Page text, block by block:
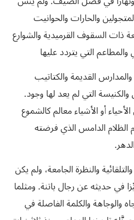
والحارات والحوانيت
ذات السقوف القرميدية والشوارع
التي يتردد عليها
والمدارس القديمة والكتاتيب
والكنيسة التي لم يعد لها وجود.
أو الأشياء معالم كالشموع
الظلام الدامس الذي فرضته
والنظرة الجامعة، ولم يكن
في حديثه عن رجال باتنة. ومثلما
والوجاهة والكلمة الفاصلة في